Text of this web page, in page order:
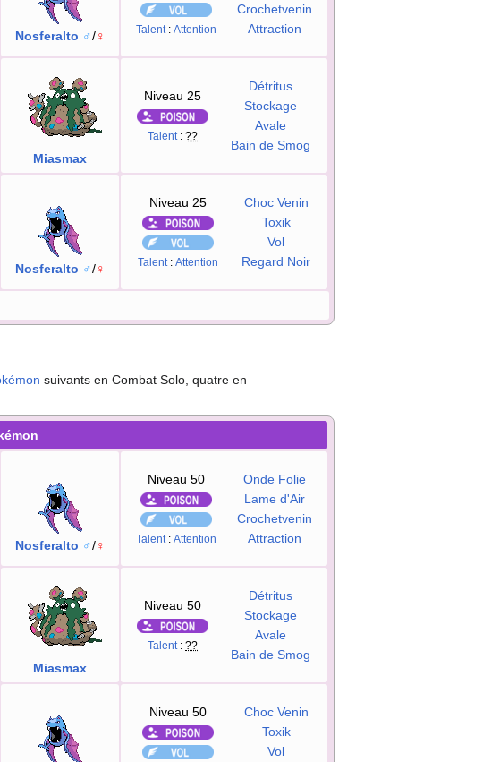
Nosferalto ♂/♀ Talent : Attention
Crochetvenin
Attraction
Miasmax
Niveau 25
Talent : ??
Détritus
Stockage
Avale
Bain de Smog
Nosferalto ♂/♀
Niveau 25
Talent : Attention
Choc Venin
Toxik
Vol
Regard Noir
suivants en Combat Solo, quatre en
Nosferalto ♂/♀
Niveau 50
Talent : Attention
Onde Folie
Lame d'Air
Crochetvenin
Attraction
Miasmax
Niveau 50
Talent : ??
Détritus
Stockage
Avale
Bain de Smog
Niveau 50
Choc Venin
Toxik
Vol